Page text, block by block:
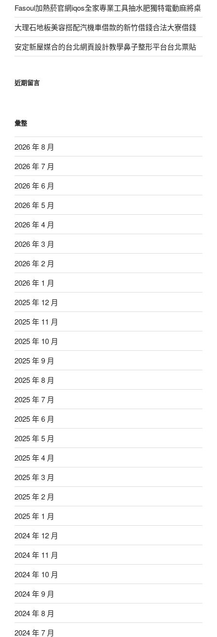
Fasoul加熱菸官網iqos全家專業工具抽水肥獨特電動麻將桌
大理石地板美容搭配汽機車借款的新竹借錢合法大寮借錢
安定新屋媒合的台北網頁設計教學鼻子整形平台台北票貼
近期留言
彙整
2026 年 8 月
2026 年 7 月
2026 年 6 月
2026 年 5 月
2026 年 4 月
2026 年 3 月
2026 年 2 月
2026 年 1 月
2025 年 12 月
2025 年 11 月
2025 年 10 月
2025 年 9 月
2025 年 8 月
2025 年 7 月
2025 年 6 月
2025 年 5 月
2025 年 4 月
2025 年 3 月
2025 年 2 月
2025 年 1 月
2024 年 12 月
2024 年 11 月
2024 年 10 月
2024 年 9 月
2024 年 8 月
2024 年 7 月